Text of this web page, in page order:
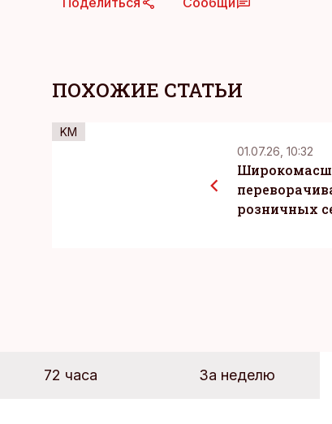
ПОХОЖИЕ СТАТЬИ
KM
01.07.26, 10:32
розничных
72 часа За неделю